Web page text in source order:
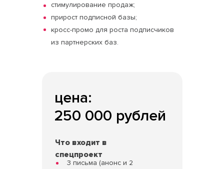
цена:
250 000 рублей
3 письма (анонс и 2
Что входит в
спецпроект
стимулирование продаж;
прирост подписной базы;
кросс-промо для роста подписчиков
из партнерских баз.